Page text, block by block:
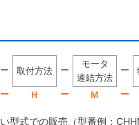
ー 取付方法 ー
モータ
連結方法
ー
ー Ｈ ー Ｍ ー
型式での販売（型番例：